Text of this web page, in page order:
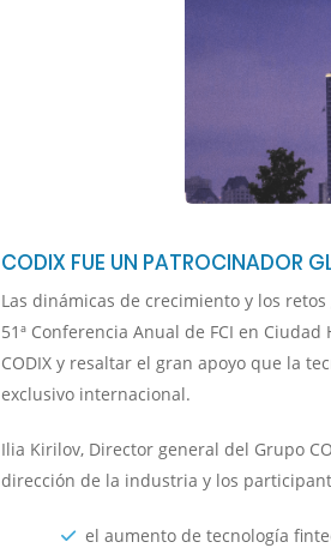
CODIX FUE UN PATROCINADOR
Las dinámicas de crecimiento y los
51ª Conferencia Anual de FCI en
CODIX y resaltar el gran apoyo que la
exclusivo internacional.
Ilia Kirilov, Director general del Grupo
dirección de la industria y los
el aumento de tecnología